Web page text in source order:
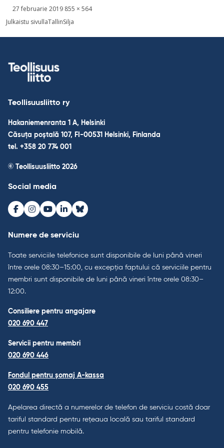
Kirjoitettu
27 februarie 2019 Täysikokoinen
855 × 564
Navigare
Julkaistu sivullaTallinSilja
Teollisuusliitto ry
Hakaniemenranta 1 A, Helsinki
Căsuța poștală 107, FI-00531 Helsinki, Finlanda
tel. +358 20 774 001
© Teollisuusliitto 2026
Social media
Facebook
Instagram
Youtube
LinkedInBluesky
Numere de serviciu
Toate serviciile telefonice sunt disponibile de luni până vineri
între orele 08:30–15:00, cu excepția faptului că serviciile pentru
membri sunt disponibile de luni până vineri între orele 08:30–
12:00.
Consiliere pentru angajare
020 690 447
Servicii pentru membri
020 690 446
Fondul pentru șomaj A-kassa
020 690 455
Apelarea directă a numerelor de telefon de serviciu costă doar
tariful standard pentru rețeaua locală sau tariful standard
pentru telefonie mobilă.